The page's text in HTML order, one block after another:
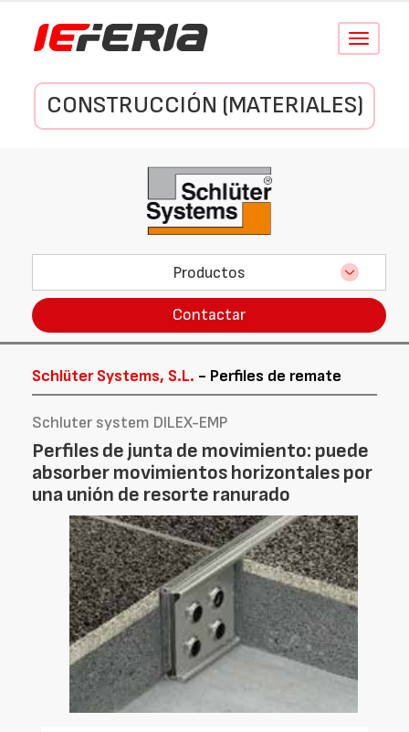
Conmutar
CONSTRUCCIÓN (MATERIALES)
Productos
Contactar
Schlüter Systems, S.L. - Perfiles de remate
Schluter system DILEX-EMP
Perfiles de junta de movimiento: puede
absorber movimientos horizontales por
una unión de resorte ranurado